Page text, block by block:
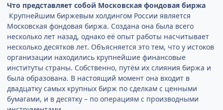
Что представляет собой Московская фондовая биржа
Крупнейшим биржевым холдингом России является
Московская фондовая биржа. Создана она была всего
несколько лет назад, однако её опыт работы насчитывает
несколько десятков лет. Объясняется это тем, что у истоков
организации находились крупнейшие финансовые
институты страны. Собственно, путём их слияния биржа и
была образована. В настоящий момент она входит в
двадцатку самых крупных бирж по сделкам с ценными
бумагами, и в десятку – по операциям с производными